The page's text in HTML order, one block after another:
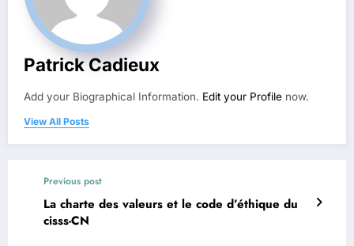
Patrick Cadieux
Add your Biographical Information. Edit your Profile now.
View All Posts
Previous post
La charte des valeurs et le code d’éthique du
cisss-CN